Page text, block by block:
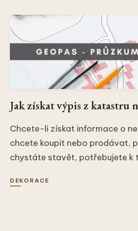
Jak získat výpis z katastru
Chcete-li získat informace o
chcete koupit nebo prodávat,
chystáte stavět, potřebujete k
DEKORACE